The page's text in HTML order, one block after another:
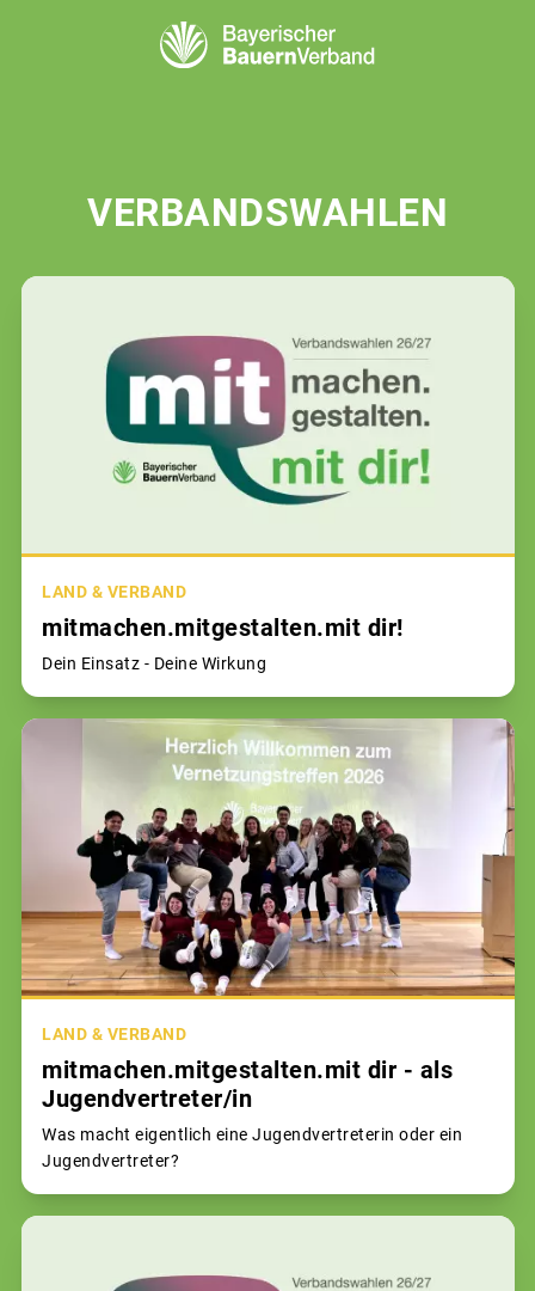
VERBANDSWAHLEN
LAND & VERBAND
mitmachen.mitgestalten.mit dir!
Dein Einsatz - Deine Wirkung
LAND & VERBAND
mitmachen.mitgestalten.mit dir - als
Jugendvertreter/in
Was macht eigentlich eine Jugendvertreterin oder ein
Jugendvertreter?